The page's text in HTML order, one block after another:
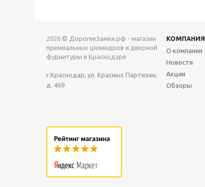
2026 © ДорогиеЗамки.рф - магазин
премиальных цилиндров и дверной
фурнитуры в Краснодаре
г.Краснодар, ул. Красных Партизан,
д. 469
КОМПАНИЯ
О компании
Новости
Акции
Обзоры